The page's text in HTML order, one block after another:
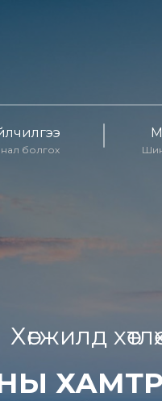
болгох
Хөгжилд